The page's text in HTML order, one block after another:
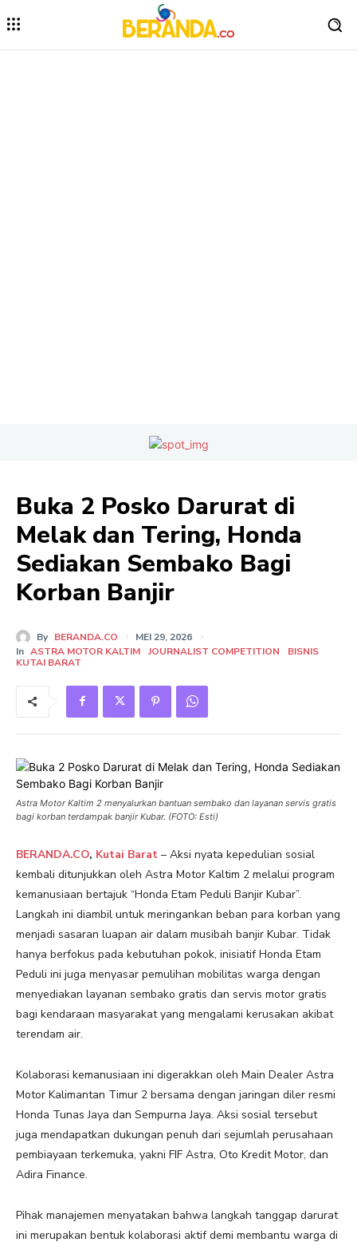
Buka 2 Posko Darurat di
Melak dan Tering, Honda
Sediakan Sembako Bagi
Korban Banjir
By BERANDA.CO
MEI 29, 2026
In ASTRA MOTOR KALTIM JOURNALIST COMPETITION
BISNIS
KUTAI BARAT
Astra Motor Kaltim 2 menyalurkan bantuan sembako dan layanan servis gratis
bagi korban terdampak banjir Kubar. (FOTO: Esti)
BERANDA.CO, Kutai Barat – Aksi nyata kepedulian sosial
kembali ditunjukkan oleh Astra Motor Kaltim 2 melalui program
kemanusiaan bertajuk “Honda Etam Peduli Banjir Kubar”.
Langkah ini diambil untuk meringankan beban para korban yang
menjadi sasaran luapan air dalam musibah banjir Kubar. Tidak
hanya berfokus pada kebutuhan pokok, inisiatif Honda Etam
Peduli ini juga menyasar pemulihan mobilitas warga dengan
menyediakan layanan sembako gratis dan servis motor gratis
bagi kendaraan masyarakat yang mengalami kerusakan akibat
terendam air.
Kolaborasi kemanusiaan ini digerakkan oleh Main Dealer Astra
Motor Kalimantan Timur 2 bersama dengan jaringan diler resmi
Honda Tunas Jaya dan Sempurna Jaya. Aksi sosial tersebut
juga mendapatkan dukungan penuh dari sejumlah perusahaan
pembiayaan terkemuka, yakni FIF Astra, Oto Kredit Motor, dan
Adira Finance.
Pihak manajemen menyatakan bahwa langkah tanggap darurat
ini merupakan bentuk kolaborasi aktif demi membantu warga di